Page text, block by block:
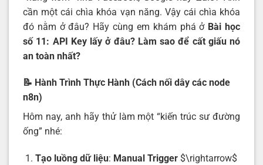
cần một cái chìa khóa vạn năng. Vậy cái chìa khóa
đó nằm ở đâu? Hãy cùng em khám phá ở Bài học
số 11: API Key lấy ở đâu? Làm sao để cất giấu nó
an toàn nhất?
📝 Hành Trình Thực Hành (Cách nối dây các node
n8n)
Hôm nay, anh hãy thử làm một “kiến trúc sư đường
ống” nhé:
Tạo luồng dữ liệu: Manual Trigger$\rightarrow$